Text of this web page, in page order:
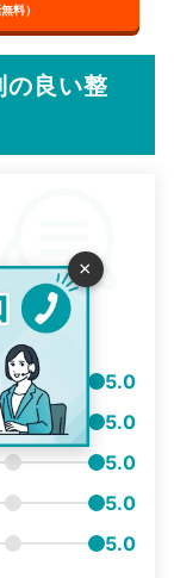
料）
の良い整
5.0
5.0
5.0
5.0
5.0
×